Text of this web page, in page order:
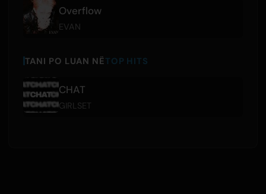
Overflow
EVAN
TANI PO LUAN NËTOP HITS
CHAT
GIRLSET